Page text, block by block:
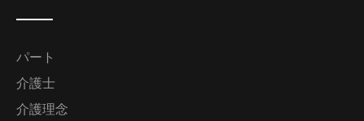
パート
介護士
介護理念